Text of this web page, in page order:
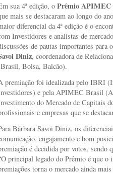
sua 4ª edição, o Prêmio
mais se destacaram ao longo do
diferencial da 4ª edição é o
Investidores e analistas de
de pautas importantes para
Diniz, coordenadora de
Bolsa, Balcão).
premiação foi idealizada pelo IBRI
e pela APIMEC Brasil
do Mercado de Capitais
e empresas que se
Bárbara Savoi Diniz, os
engajamento e bom
é decidida por votos, sendo
principal legado do Prêmio é que o
torna o mercado ainda